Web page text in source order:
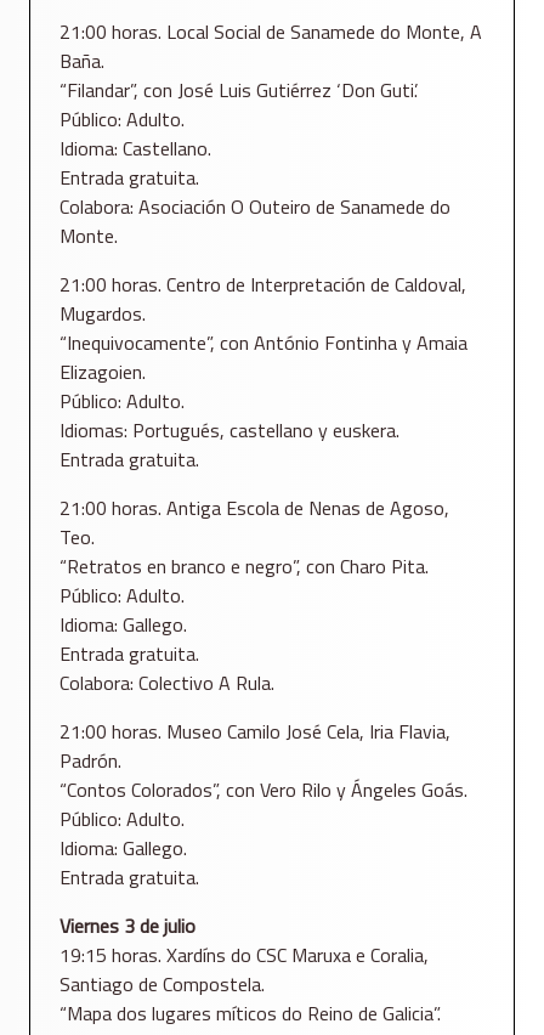
21:00 horas. Local Social de Sanamede do Monte, A
Baña.
“Filandar”, con José Luis Gutiérrez ‘Don Guti’.
Público: Adulto.
Idioma: Castellano.
Entrada gratuita.
Colabora: Asociación O Outeiro de Sanamede do
Monte.
21:00 horas. Centro de Interpretación de Caldoval,
Mugardos.
“Inequivocamente”, con António Fontinha y Amaia
Elizagoien.
Público: Adulto.
Idiomas: Portugués, castellano y euskera.
Entrada gratuita.
21:00 horas. Antiga Escola de Nenas de Agoso,
Teo.
“Retratos en branco e negro”, con Charo Pita.
Público: Adulto.
Idioma: Gallego.
Entrada gratuita.
Colabora: Colectivo A Rula.
21:00 horas. Museo Camilo José Cela, Iria Flavia,
Padrón.
“Contos Colorados”, con Vero Rilo y Ángeles Goás.
Público: Adulto.
Idioma: Gallego.
Entrada gratuita.
Viernes 3 de julio
19:15 horas. Xardíns do CSC Maruxa e Coralia,
Santiago de Compostela.
“Mapa dos lugares míticos do Reino de Galicia”.